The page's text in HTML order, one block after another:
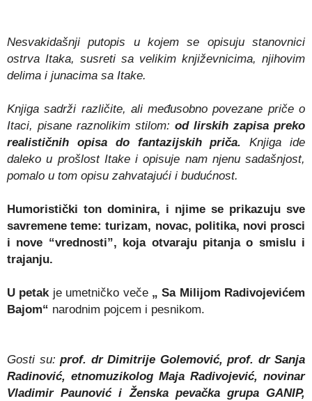
Nesvakidašnji putopis u kojem se opisuju stanovnici
ostrva Itaka, susreti sa velikim književnicima, njihovim
delima i junacima sa Itake.
Knjiga sadrži različite, ali međusobno povezane priče o
Itaci, pisane raznolikim stilom: od lirskih zapisa preko
realističnih opisa do fantazijskih priča. Knjiga ide
daleko u prošlost Itake i opisuje nam njenu sadašnjost,
pomalo u tom opisu zahvatajući i budućnost.
Humoristički ton dominira, i njime se prikazuju sve
savremene teme: turizam, novac, politika, novi prosci
i nove “vrednosti”, koja otvaraju pitanja o smislu i
trajanju.
U petakje umetničko veče „ Sa Milijom Radivojevićem
Bajom“ narodnim pojcem i pesnikom.
Gosti su: prof. dr Dimitrije Golemović, prof. dr Sanja
Radinović, etnomuzikolog Maja Radivojević, novinar
Vladimir Paunović i Ženska pevačka grupa GANIP,